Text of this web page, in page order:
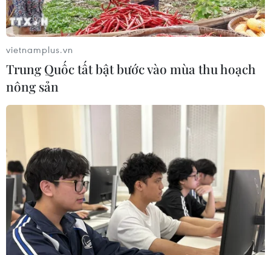
vietnamplus.vn
Trung Quốc tất bật bước vào mùa thu hoạch
nông sản